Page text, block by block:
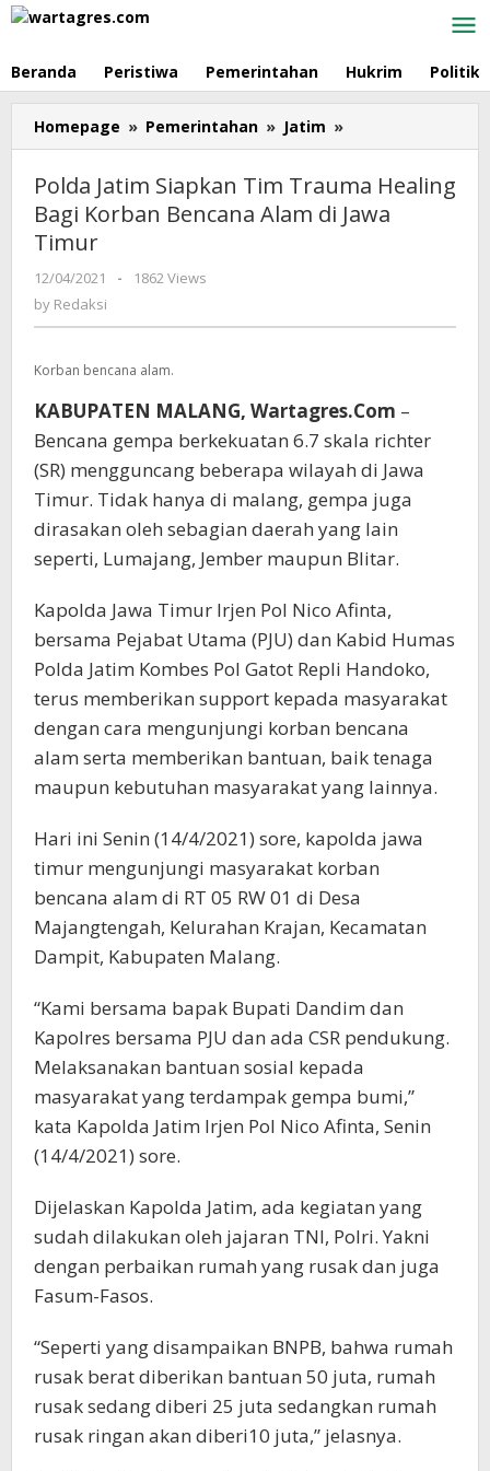
Skip
Beranda Peristiwa Pemerintahan Hukrim Politik
Homepage » Pemerintahan » Jatim »
Jatim
Tim
Trauma
Alam
Timur
Polda Jatim Siapkan Tim Trauma Healing
Bagi Korban Bencana Alam di Jawa
Timur
12/04/2021
by
-
1862 Views
by Redaksi
Korban bencana alam.
KABUPATEN MALANG, Wartagres.Com –
Bencana gempa berkekuatan 6.7 skala richter
(SR) mengguncang beberapa wilayah di Jawa
Timur. Tidak hanya di malang, gempa juga
dirasakan oleh sebagian daerah yang lain
seperti, Lumajang, Jember maupun Blitar.
Kapolda Jawa Timur Irjen Pol Nico Afinta,
bersama Pejabat Utama (PJU) dan Kabid Humas
Polda Jatim Kombes Pol Gatot Repli Handoko,
terus memberikan support kepada masyarakat
dengan cara mengunjungi korban bencana
alam serta memberikan bantuan, baik tenaga
maupun kebutuhan masyarakat yang lainnya.
Hari ini Senin (14/4/2021) sore, kapolda jawa
timur mengunjungi masyarakat korban
bencana alam di RT 05 RW 01 di Desa
Majangtengah, Kelurahan Krajan, Kecamatan
Dampit, Kabupaten Malang.
“Kami bersama bapak Bupati Dandim dan
Kapolres bersama PJU dan ada CSR pendukung.
Melaksanakan bantuan sosial kepada
masyarakat yang terdampak gempa bumi,”
kata Kapolda Jatim Irjen Pol Nico Afinta, Senin
(14/4/2021) sore.
Dijelaskan Kapolda Jatim, ada kegiatan yang
sudah dilakukan oleh jajaran TNI, Polri. Yakni
dengan perbaikan rumah yang rusak dan juga
Fasum-Fasos.
“Seperti yang disampaikan BNPB, bahwa rumah
rusak berat diberikan bantuan 50 juta, rumah
rusak sedang diberi 25 juta sedangkan rumah
rusak ringan akan diberi10 juta,” jelasnya.